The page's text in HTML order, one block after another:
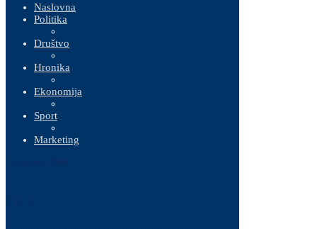
Naslovna
Politika
Društvo
Hronika
Ekonomija
Sport
Marketing